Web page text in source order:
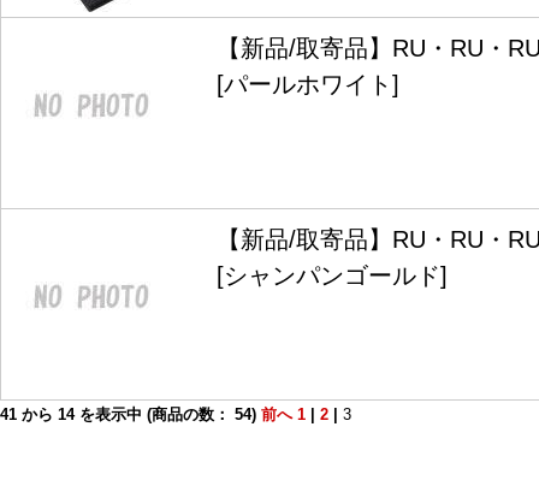
【新品/取寄品】RU・RU・
[パールホワイト]
【新品/取寄品】RU・RU・
[シャンパンゴールド]
41 から 14を表示中 (商品の数： 54) 前へ 1 2 3